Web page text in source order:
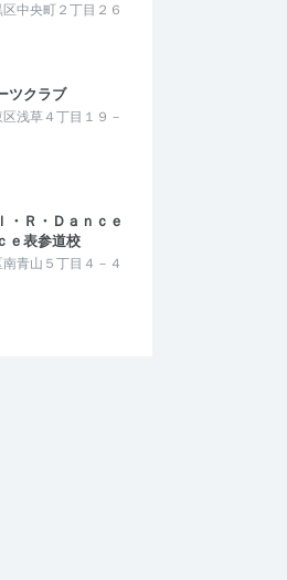
中央町２丁目２６
ツクラブ
浅草４丁目１９－
・Ｒ・Ｄａｎｃｅ
ｅ表参道校
青山５丁目４－４